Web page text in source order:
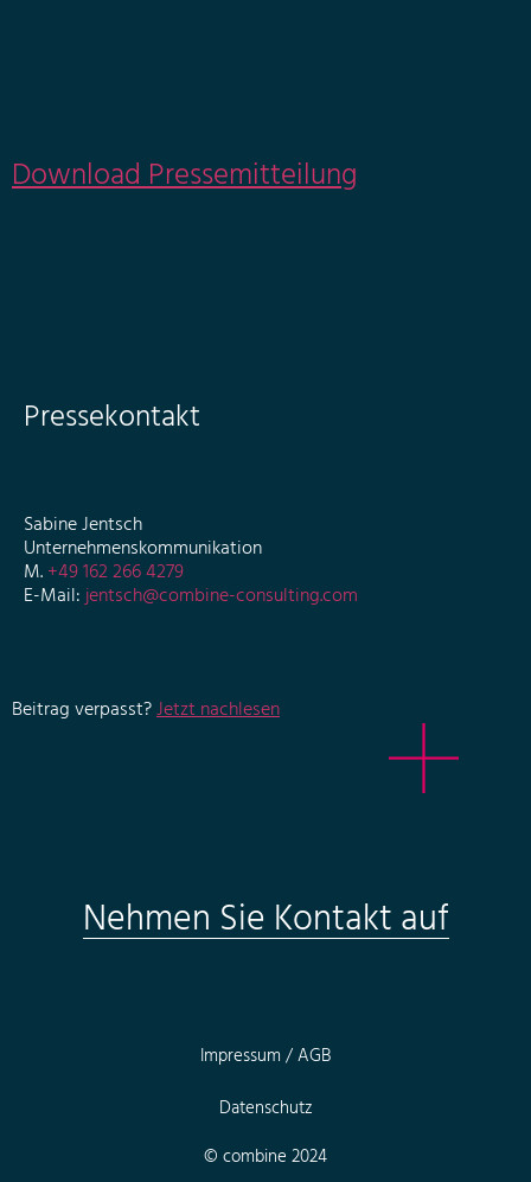
Download Pressemitteilung
Pressekontakt
Sabine Jentsch
Unternehmenskommunikation
M.+49 162 266 4279
E-Mail:jentsch@combine-consulting.com
Beitrag verpasst?Jetzt nachlesen
Nehmen Sie Kontakt auf
Impressum / AGB
Datenschutz
© combine 2024